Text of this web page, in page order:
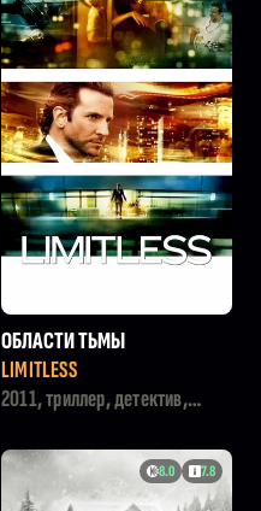
ОБЛАСТИ ТЬМЫ
LIMITLESS
2011, триллер, детектив,
8.0 7.8